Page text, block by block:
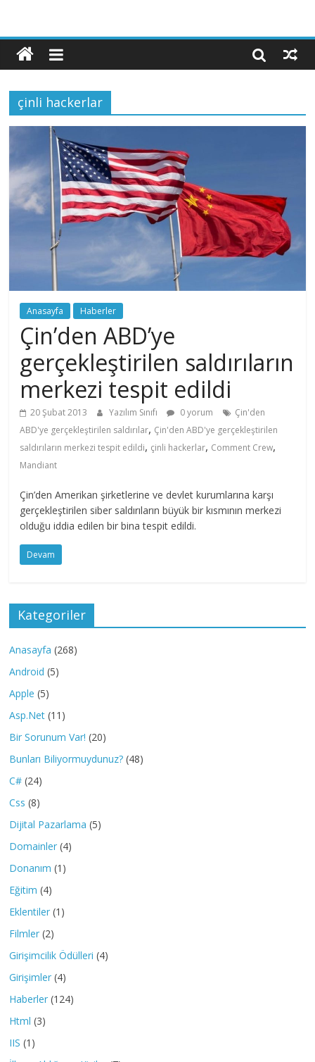
çinli hackerlar
Anasayfa Haberler
Çin’den ABD’ye
gerçekleştirilen saldırıların
merkezi tespit edildi
20 Şubat 2013 Yazılım Sınıfı 0 yorum
Çin'den
ABD'ye gerçekleştirilen saldırılar, Çin'den ABD'ye gerçekleştirilen
saldırıların merkezi tespit edildi, çinli hackerlar, Comment Crew,
Mandiant
Çin’den Amerikan şirketlerine ve devlet kurumlarına karşı
gerçekleştirilen siber saldırıların büyük bir kısmının merkezi
olduğu iddia edilen bir bina tespit edildi.
Devam
Kategoriler
Anasayfa (268)
Android (5)
Apple (5)
Asp.Net (11)
Bir Sorunum Var! (20)
Bunları Biliyormuydunuz? (48)
C# (24)
Css (8)
Dijital Pazarlama (5)
Domainler (4)
Donanım (1)
Eğitim (4)
Eklentiler (1)
Filmler (2)
Girişimcilik Ödülleri (4)
Girişimler (4)
Haberler (124)
Html (3)
IIS (1)